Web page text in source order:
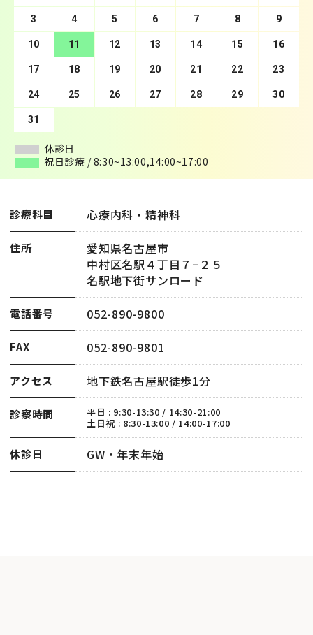
3 4 5 6 7 8 9
10 11 12 13 14 15 16
17 18 19 20 21 22 23
24 25 26 27 28 29 30
31
休診日
祝日診療 / 8:30~13:00,14:00~17:00
7 8 9 10 11 12 13
14 15 16 17 18 19 20
21 22 23 24 25 26 27
28 29 30
休診日
祝日診療 / 8:30~13:00,14:00~17:00
診療科目 心療内科・精神科
住所
愛知県名古屋市
中村区名駅４丁目７−２５
名駅地下街サンロード
電話番号 052-890-9800
FAX 052-890-9801
アクセス 地下鉄名古屋駅徒歩1分
診察時間
平日 : 9:30-13:30 / 14:30-21:00
土日祝 : 8:30-13:00 / 14:00-17:00
休診日 GW・年末年始